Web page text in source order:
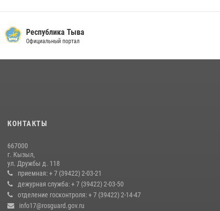
лучников в канун тувинского праздника животноводов
Наадым-2026
праздника Наадым-2026 в Туве
Кызылчанин поблагодарил сотрудников Росгвардии за
оперативное реагирование в решении конфликтной ситуации
17 июля 2026, 07:22 1
Республика Тыва
Официальный портал
КОНТАКТЫ
667000
г. Кызыл,
ул. Дружбы д. 118
приемная: + 7 (39422) 2-03-21
дежурная служба: + 7 (39422) 2-03-50
отделение госконтроля: + 7 (39422) 2-14-47
info17@rosguard.gov.ru